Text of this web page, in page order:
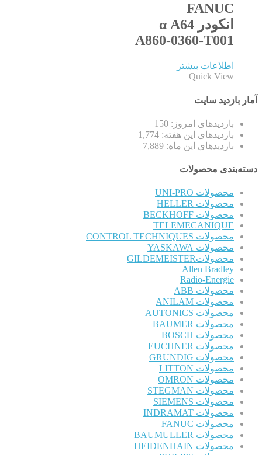
FANUC
انکودر α A64
A860-0360-T001
اطلاعات بیشتر
Quick View
آمار بازدید سایت
بازدیدهای امروز: 150
بازدیدهای این هفته: 1,774
بازدیدهای این ماه: 7,889
دسته‌بندی محصولات
محصولات UNI-PRO
محصولات HELLER
محصولات BECKHOFF
TELEMECANIQUE
محصولات CONTROL TECHNIQUES
محصولات YASKAWA
محصولاتGILDEMEISTER
Allen Bradley
Radio-Energie
محصولات ABB
محصولات ANILAM
محصولات AUTONICS
محصولات BAUMER
محصولات BOSCH
محصولات EUCHNER
محصولات GRUNDIG
محصولات LITTON
محصولات OMRON
محصولات STEGMAN
محصولات SIEMENS
محصولات INDRAMAT
محصولات FANUC
محصولات BAUMULLER
محصولات HEIDENHAIN